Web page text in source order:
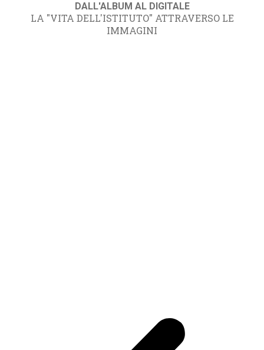
DALL'ALBUM AL DIGITALE
LA "VITA DELL'ISTITUTO" ATTRAVERSO LE
IMMAGINI